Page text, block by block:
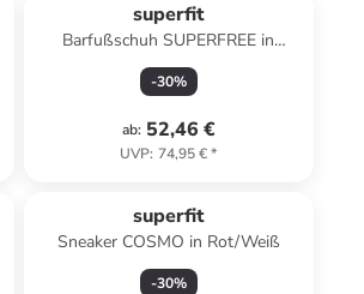
superfit
Barfußschuh SUPERFREE in
Grau/Blau
-30%
ab: 52,46 €
UVP: 74,95 €*
superfit
Sneaker COSMO in Rot/Weiß
-30%